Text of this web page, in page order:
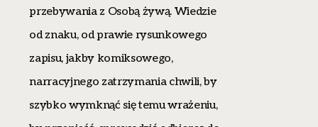
przebywania z Osobą żywą. Wiedzie
od znaku, od prawie rysunkowego
zapisu, jakby komiksowego,
narracyjnego zatrzymania chwili, by
szybko wymknąć się temu wrażeniu,